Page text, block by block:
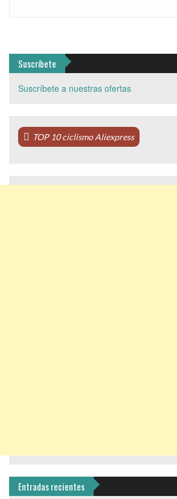
Suscríbete
Suscríbete a nuestras ofertas
TOP 10 ciclismo Aliexpress
Entradas recientes